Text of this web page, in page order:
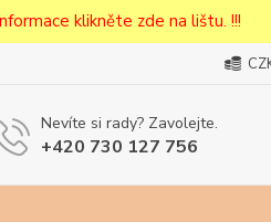
klikněte zde na lištu. !!!
Nevíte si rady? Zavolejte.
+420 730 127 756
upravena cena v